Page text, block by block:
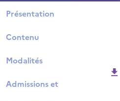
Présentation
Contenu
Modalités
Admissions et